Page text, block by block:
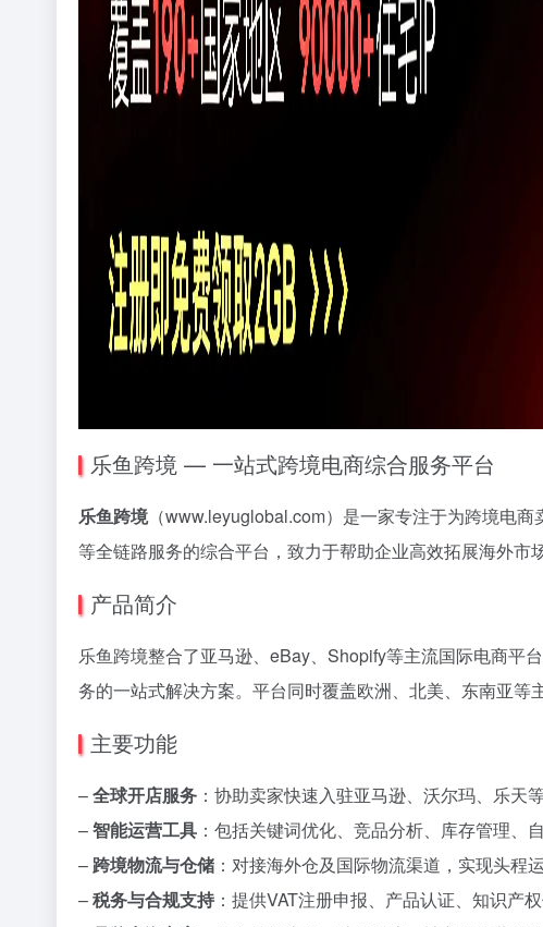
乐鱼跨境 — 一站式跨境电商综合服务平台
乐鱼跨境（www.leyuglobal.com）是一家专注于为跨境电
等全链路服务的综合平台，致力于帮助企业高效拓展海外市场
产品简介
乐鱼跨境整合了亚马逊、eBay、Shopify等主流国际电商平
务的一站式解决方案。平台同时覆盖欧洲、北美、东南亚等
主要功能
–全球开店服务 ：协助卖家快速入驻亚马逊、沃尔玛、乐天
–智能运营工具 ：包括关键词优化、竞品分析、库存管理、
– 跨境物流与仓储 ：对接海外仓及国际物流渠道，实现头程
–税务与合规支持 ：提供VAT注册申报、产品认证、知识产